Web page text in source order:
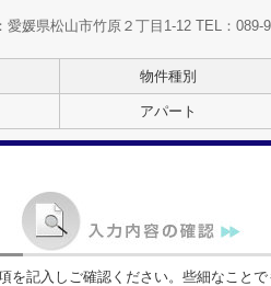
愛媛県松山市竹原２丁目1-12 TEL：089-
物件種別
アパート
を記入しご確認ください。些細なこと